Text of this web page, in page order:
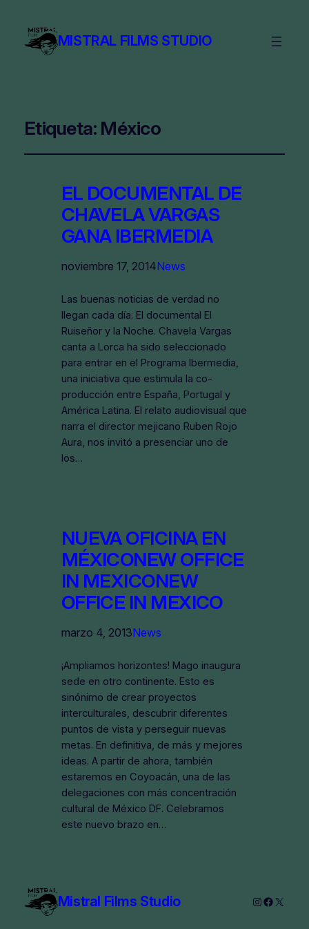
MISTRAL FILMS STUDIO
Etiqueta: México
EL DOCUMENTAL DE
CHAVELA VARGAS
GANA IBERMEDIA
noviembre 17, 2014News
Las buenas noticias de verdad no
llegan cada día. El documental El
Ruiseñor y la Noche. Chavela Vargas
canta a Lorca ha sido seleccionado
para entrar en el Programa Ibermedia,
una iniciativa que estimula la co-
producción entre España, Portugal y
América Latina. El relato audiovisual que
narra el director mejicano Ruben Rojo
Aura, nos invitó a presenciar uno de
los…
NUEVA OFICINA EN
MÉXICONEW OFFICE
IN MEXICONEW
OFFICE IN MEXICO
marzo 4, 2013News
¡Ampliamos horizontes! Mago inaugura
sede en otro continente. Esto es
sinónimo de crear proyectos
interculturales, descubrir diferentes
puntos de vista y perseguir nuevas
metas. En definitiva, de más y mejores
ideas. A partir de ahora, también
estaremos en Coyoacán, una de las
delegaciones con más concentración
cultural de México DF. Celebramos
este nuevo brazo en…
Mistral Films Studio